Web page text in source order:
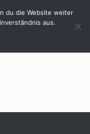
du die Website weiter
aus.